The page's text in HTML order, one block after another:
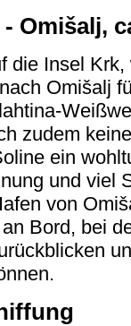
Omišalj,
die Insel
Omišalj
zudem
ein
und viel
von
Bord, bei